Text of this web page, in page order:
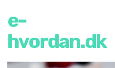
e-
hvordan.dk